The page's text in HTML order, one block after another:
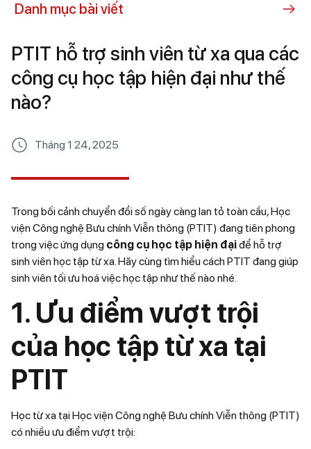
Danh mục bài viết
PTIT hỗ trợ sinh viên từ xa qua các
công cụ học tập hiện đại như thế
nào?
Tháng 1 24, 2025
Trong bối cảnh chuyển đổi số ngày càng lan tỏ toàn cầu, Học
viện Công nghệ Bưu chính Viễn thông (PTIT) đang tiên phong
trong việc ứng dụng công cụ học tập hiện đạiđể hỗ trợ
sinh viên học tập từ xa. Hãy cùng tìm hiểu cách PTIT đang giúp
sinh viên tối ưu hoá việc học tập như thế nào nhé.
1. Ưu điểm vượt trội
của học tập từ xa tại
PTIT
Học từ xa tại Học viện Công nghệ Bưu chính Viễn thông (PTIT)
có nhiều ưu điểm vượt trội: